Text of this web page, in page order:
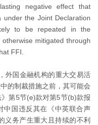
negative effect that
the Joint Declaration
to be repeated in the
mitigated through
FFI.
外国金融机构的重大交易活
的制裁措施之前，其可能会
第5节(e)款对第5节(b)款报
中国违反其在《中英联合声
义务产生重大且持续的不利